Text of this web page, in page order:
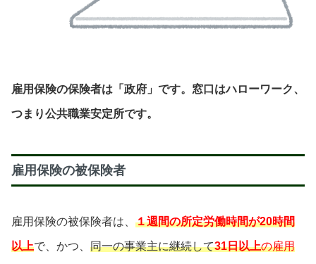
雇用保険の保険者は「政府」です。窓口はハローワーク、
つまり公共職業安定所です。
雇用保険の被保険者
雇用保険の被保険者は、 １週間の所定労働時間が20時間
以上で、かつ、 同一の事業主に継続して31日以上の雇用